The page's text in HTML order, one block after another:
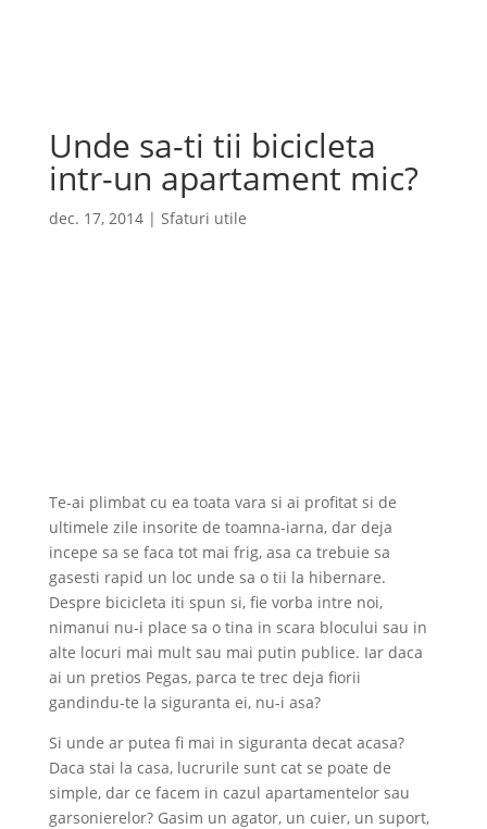
Unde sa-ti tii bicicleta
intr-un apartament mic?
dec. 17, 2014| Sfaturi utile
Te-ai plimbat cu ea toata vara si ai profitat si de
ultimele zile insorite de toamna-iarna, dar deja
incepe sa se faca tot mai frig, asa ca trebuie sa
gasesti rapid un loc unde sa o tii la hibernare.
Despre bicicleta iti spun si, fie vorba intre noi,
nimanui nu-i place sa o tina in scara blocului sau in
alte locuri mai mult sau mai putin publice. Iar daca
ai un pretios Pegas, parca te trec deja fiorii
gandindu-te la siguranta ei, nu-i asa?
Si unde ar putea fi mai in siguranta decat acasa?
Daca stai la casa, lucrurile sunt cat se poate de
simple, dar ce facem in cazul apartamentelor sau
garsonierelor? Gasim un agator, un cuier, un suport,